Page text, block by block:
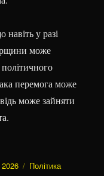
навіть у разі
може
перемога може
може зайняти
Категорії
Політика